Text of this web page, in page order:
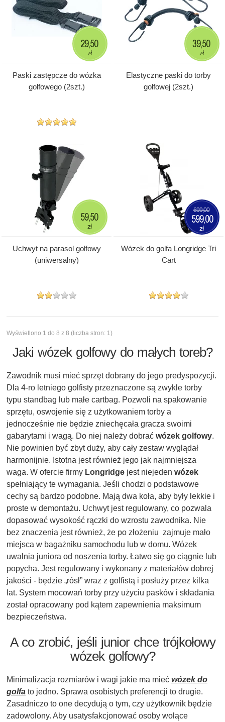
Paski zastępcze do wózka
golfowego (2szt.)
29,50
zł
Elastyczne paski do torby
golfowej (2szt.)
39,50
zł
Uchwyt na parasol golfowy
(uniwersalny)
59,50
zł
Wózek do golfa Longridge Tri
Cart
699,00
599,00
zł
Wyświetlono 1 do 8 z 8 (liczba stron: 1)
Jaki wózek golfowy do małych toreb?
Zawodnik musi mieć sprzęt dobrany do jego predyspozycji.
Dla 4-ro letniego golfisty przeznaczone są zwykle torby
typu standbag lub małe cartbag. Pozwoli na spakowanie
sprzętu, oswojenie się z użytkowaniem torby a
jednocześnie nie będzie zniechęcała gracza swoimi
gabarytami i wagą. Do niej należy dobrać wózek golfowy.
Nie powinien być zbyt duży, aby cały zestaw wyglądał
harmonijnie. Istotna jest również jego jak najmniejsza
waga. W ofercie firmy Longridge jest niejeden wózek
spełniający te wymagania. Jeśli chodzi o podstawowe
cechy są bardzo podobne. Mają dwa koła, aby były lekkie i
proste w demontażu. Uchwyt jest regulowany, co pozwala
dopasować wysokość rączki do wzrostu zawodnika. Nie
bez znaczenia jest również, że po złożeniu zajmuje mało
miejsca w bagażniku samochodu lub w domu. Wózek
uwalnia juniora od noszenia torby. Łatwo się go ciągnie lub
popycha. Jest regulowany i wykonany z materiałów dobrej
jakości - będzie „rósł” wraz z golfistą i posłuży przez kilka
lat. System mocowań torby przy użyciu pasków i składania
został opracowany pod kątem zapewnienia maksimum
bezpieczeństwa.
A co zrobić, jeśli junior chce trójkołowy
wózek golfowy?
Minimalizacja rozmiarów i wagi jakie ma mieć wózek do
golfa to jedno. Sprawa osobistych preferencji to drugie.
Zasadniczo to one decydują o tym, czy użytkownik będzie
zadowolony. Aby usatysfakcjonować osoby wolące